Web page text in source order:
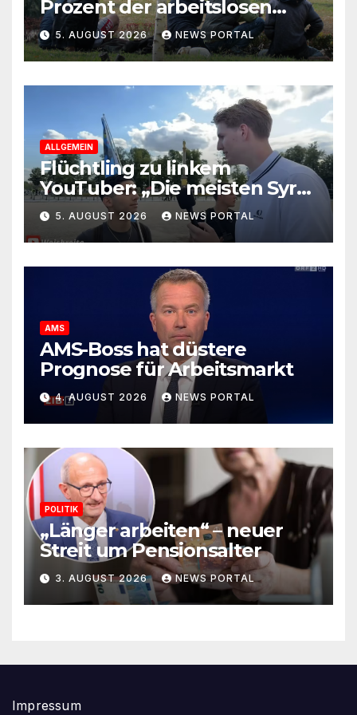
Prozent der arbeitslosen
Ausländer leben in Wien!
5. AUGUST 2026 NEWS PORTAL
ALLGEMEIN
Flüchtling zu linkem
YouTuber: „Die meisten Syrer
kommen wegen der
Sozialleistungen“
5. AUGUST 2026 NEWS PORTAL
AMS
AMS-Boss hat düstere
Prognose für Arbeitsmarkt
4. AUGUST 2026 NEWS PORTAL
POLITIK
„Länger arbeiten“ – neuer
Streit um Pensionsalter
3. AUGUST 2026 NEWS PORTAL
Impressum